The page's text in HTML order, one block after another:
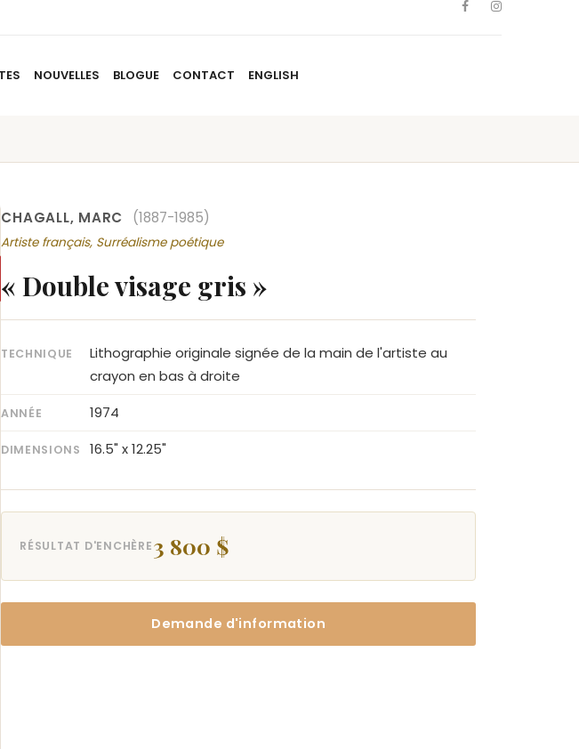
NOUVELLES BLOGUE CONTACT ENGLISH
CHAGALL, MARC (1887-1985)
Artiste français, Surréalisme poétique
« Double visage gris »
TECHNIQUE
Lithographie originale signée de la main de l'artiste au
crayon en bas à droite
ANNÉE 1974
DIMENSIONS 16.5" x 12.25"
RÉSULTAT D'ENCHÈRE3 800 $
Demande d'information